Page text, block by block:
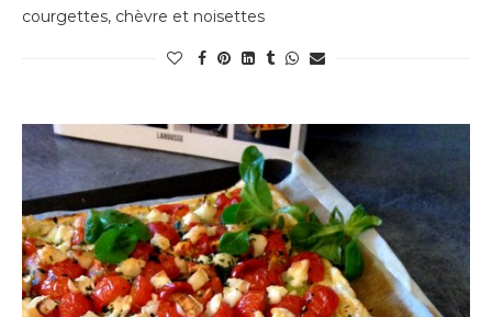
courgettes, chèvre et noisettes